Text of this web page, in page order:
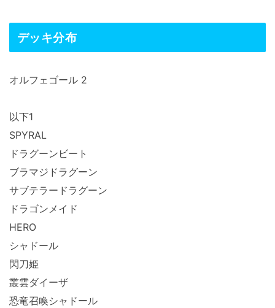
デッキ分布
オルフェゴール 2
以下1
SPYRAL
ドラグーンビート
ブラマジドラグーン
サブテラードラグーン
ドラゴンメイド
HERO
シャドール
閃刀姫
叢雲ダイーザ
恐竜召喚シャドール